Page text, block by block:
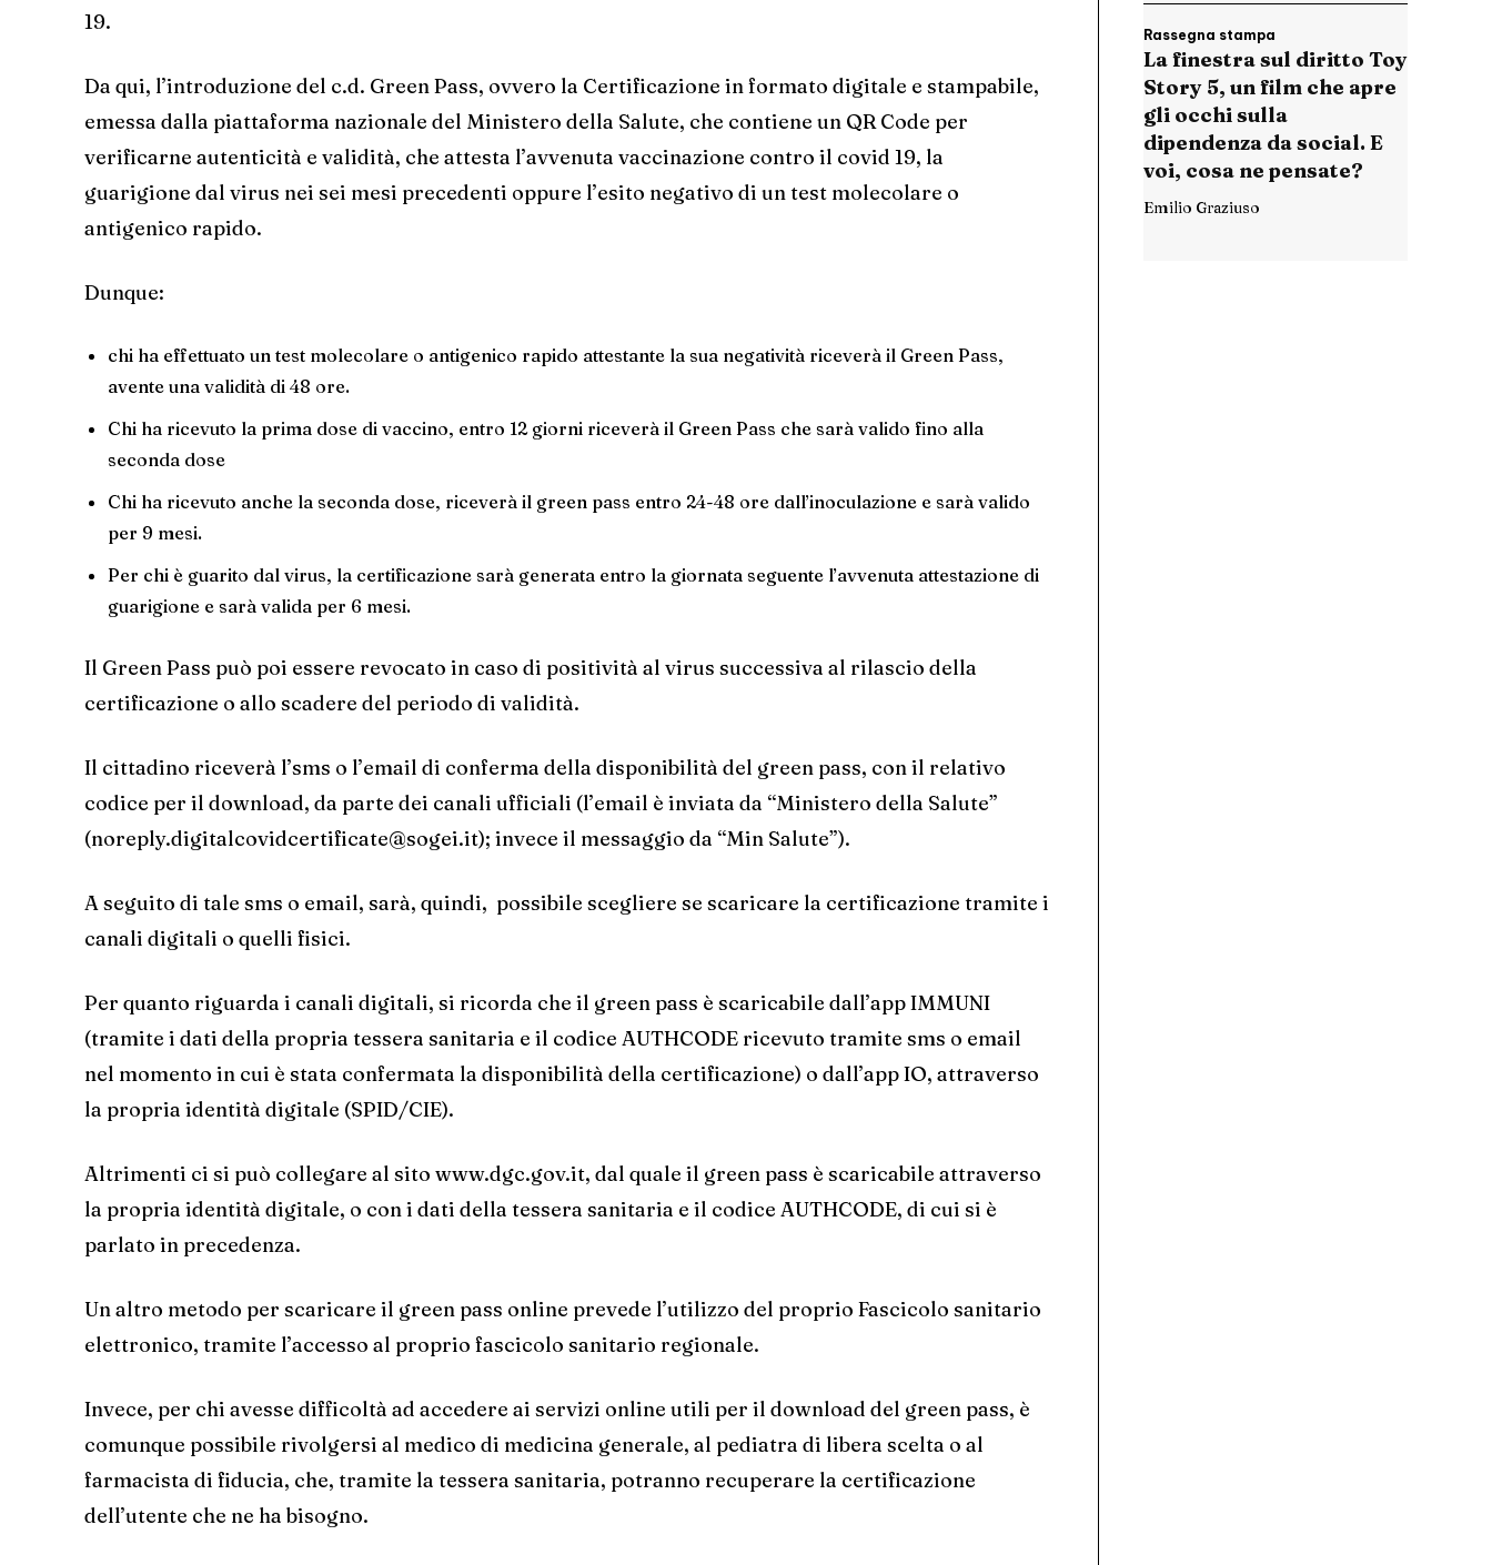
19.
Da qui, l’introduzione del c.d. Green Pass, ovvero la Certificazione in formato digitale e stampabile,
emessa dalla piattaforma nazionale del Ministero della Salute, che contiene un QR Code per
verificarne autenticità e validità, che attesta l’avvenuta vaccinazione contro il covid 19, la
guarigione dal virus nei sei mesi precedenti oppure l’esito negativo di un test molecolare o
antigenico rapido.
Dunque:
chi ha effettuato un test molecolare o antigenico rapido attestante la sua negatività riceverà il Green Pass,
avente una validità di 48 ore.
Chi ha ricevuto la prima dose di vaccino, entro 12 giorni riceverà il Green Pass che sarà valido fino alla
seconda dose
Chi ha ricevuto anche la seconda dose, riceverà il green pass entro 24-48 ore dall’inoculazione e sarà valido
per 9 mesi.
Per chi è guarito dal virus, la certificazione sarà generata entro la giornata seguente l’avvenuta attestazione di
guarigione e sarà valida per 6 mesi.
Il Green Pass può poi essere revocato in caso di positività al virus successiva al rilascio della
certificazione o allo scadere del periodo di validità.
Il cittadino riceverà l’sms o l’email di conferma della disponibilità del green pass, con il relativo
codice per il download, da parte dei canali ufficiali (l’email è inviata da “Ministero della Salute”
(noreply.digitalcovidcertificate@sogei.it); invece il messaggio da “Min Salute”).
A seguito di tale sms o email, sarà, quindi, possibile scegliere se scaricare la certificazione tramite i
canali digitali o quelli fisici.
Per quanto riguarda i canali digitali, si ricorda che il green pass è scaricabile dall’app IMMUNI
(tramite i dati della propria tessera sanitaria e il codice AUTHCODE ricevuto tramite sms o email
nel momento in cui è stata confermata la disponibilità della certificazione) o dall’app IO, attraverso
la propria identità digitale (SPID/CIE).
Altrimenti ci si può collegare al sito www.dgc.gov.it, dal quale il green pass è scaricabile attraverso
la propria identità digitale, o con i dati della tessera sanitaria e il codice AUTHCODE, di cui si è
parlato in precedenza.
Un altro metodo per scaricare il green pass online prevede l’utilizzo del proprio Fascicolo sanitario
elettronico, tramite l’accesso al proprio fascicolo sanitario regionale.
Invece, per chi avesse difficoltà ad accedere ai servizi online utili per il download del green pass, è
comunque possibile rivolgersi al medico di medicina generale, al pediatra di libera scelta o al
farmacista di fiducia, che, tramite la tessera sanitaria, potranno recuperare la certificazione
dell’utente che ne ha bisogno.
Rassegna stampa
La finestra sul diritto Toy
Story 5, un film che apre
gli occhi sulla
dipendenza da social. E
voi, cosa ne pensate?
Emilio Graziuso